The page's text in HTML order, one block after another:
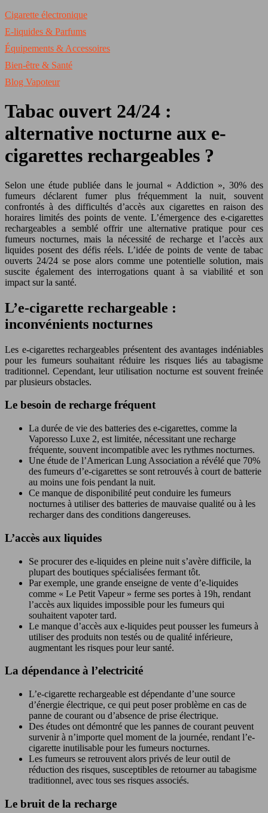
Cigarette électronique
E-liquides & Parfums
Équipements & Accessoires
Bien-être & Santé
Blog Vapoteur
Tabac ouvert 24/24 :
alternative nocturne aux e-
cigarettes rechargeables ?
Selon une étude publiée dans le journal « Addiction », 30% des
fumeurs déclarent fumer plus fréquemment la nuit, souvent
confrontés à des difficultés d’accès aux cigarettes en raison des
horaires limités des points de vente. L’émergence des e-cigarettes
rechargeables a semblé offrir une alternative pratique pour ces
fumeurs nocturnes, mais la nécessité de recharge et l’accès aux
liquides posent des défis réels. L’idée de points de vente de tabac
ouverts 24/24 se pose alors comme une potentielle solution, mais
suscite également des interrogations quant à sa viabilité et son
impact sur la santé.
L’e-cigarette rechargeable :
inconvénients nocturnes
Les e-cigarettes rechargeables présentent des avantages indéniables
pour les fumeurs souhaitant réduire les risques liés au tabagisme
traditionnel. Cependant, leur utilisation nocturne est souvent freinée
par plusieurs obstacles.
Le besoin de recharge fréquent
La durée de vie des batteries des e-cigarettes, comme la
Vaporesso Luxe 2, est limitée, nécessitant une recharge
fréquente, souvent incompatible avec les rythmes nocturnes.
Une étude de l’American Lung Association a révélé que 70%
des fumeurs d’e-cigarettes se sont retrouvés à court de batterie
au moins une fois pendant la nuit.
Ce manque de disponibilité peut conduire les fumeurs
nocturnes à utiliser des batteries de mauvaise qualité ou à les
recharger dans des conditions dangereuses.
L’accès aux liquides
Se procurer des e-liquides en pleine nuit s’avère difficile, la
plupart des boutiques spécialisées fermant tôt.
Par exemple, une grande enseigne de vente d’e-liquides
comme « Le Petit Vapeur » ferme ses portes à 19h, rendant
l’accès aux liquides impossible pour les fumeurs qui
souhaitent vapoter tard.
Le manque d’accès aux e-liquides peut pousser les fumeurs à
utiliser des produits non testés ou de qualité inférieure,
augmentant les risques pour leur santé.
La dépendance à l’electricité
L’e-cigarette rechargeable est dépendante d’une source
d’énergie électrique, ce qui peut poser problème en cas de
panne de courant ou d’absence de prise électrique.
Des études ont démontré que les pannes de courant peuvent
survenir à n’importe quel moment de la journée, rendant l’e-
cigarette inutilisable pour les fumeurs nocturnes.
Les fumeurs se retrouvent alors privés de leur outil de
réduction des risques, susceptibles de retourner au tabagisme
traditionnel, avec tous ses risques associés.
Le bruit de la recharge